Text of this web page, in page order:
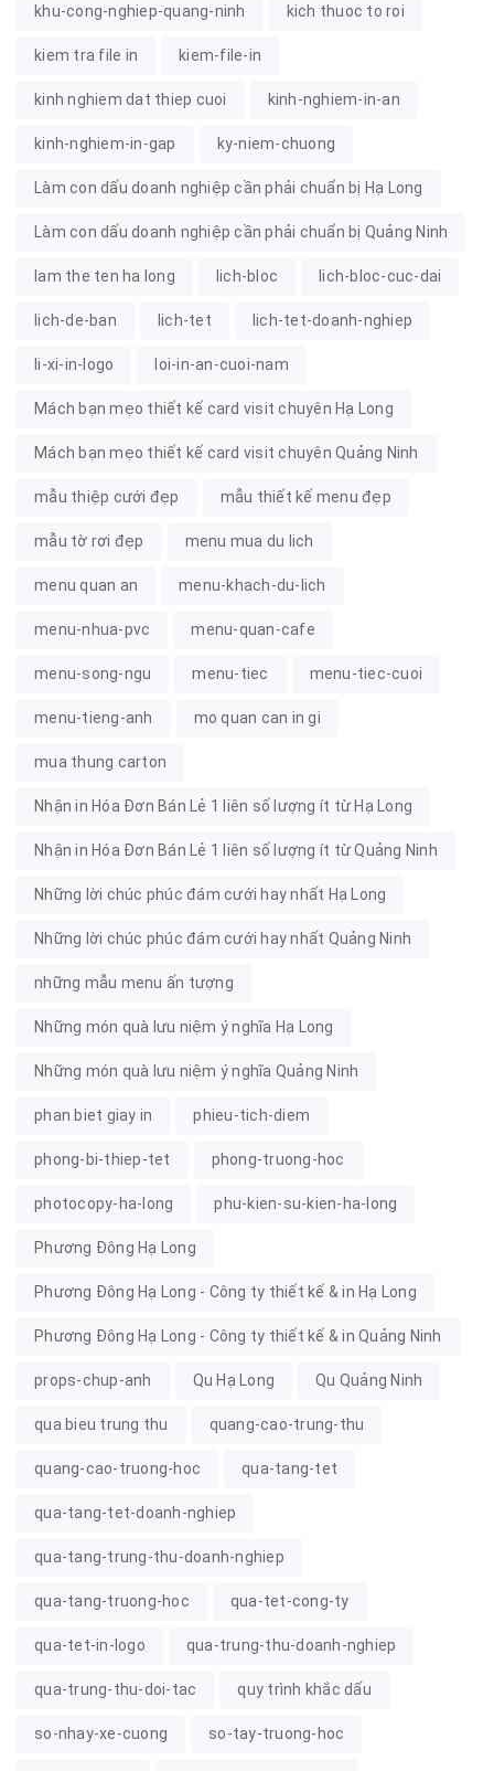
khu-cong-nghiep-quang-ninh kich thuoc to roi
kiem tra file in kiem-file-in
kinh nghiem dat thiep cuoi kinh-nghiem-in-an
kinh-nghiem-in-gap ky-niem-chuong
Làm con dấu doanh nghiệp cần phải chuẩn bị Hạ Long
Làm con dấu doanh nghiệp cần phải chuẩn bị Quảng Ninh
lam the ten ha long lich-bloc lich-bloc-cuc-dai
lich-de-ban lich-tet lich-tet-doanh-nghiep
li-xi-in-logo loi-in-an-cuoi-nam
Mách bạn mẹo thiết kế card visit chuyên Hạ Long
Mách bạn mẹo thiết kế card visit chuyên Quảng Ninh
mẫu thiệp cưới đẹp mẫu thiết kế menu đẹp
mẫu tờ rơi đẹp menu mua du lich
menu quan an menu-khach-du-lich
menu-nhua-pvc menu-quan-cafe
menu-song-ngu menu-tiec menu-tiec-cuoi
menu-tieng-anh mo quan can in gi
mua thung carton
Nhận in Hóa Đơn Bán Lẻ 1 liên số lượng ít từ Hạ Long
Nhận in Hóa Đơn Bán Lẻ 1 liên số lượng ít từ Quảng Ninh
Những lời chúc phúc đám cưới hay nhất Hạ Long
Những lời chúc phúc đám cưới hay nhất Quảng Ninh
những mẫu menu ấn tượng
Những món quà lưu niệm ý nghĩa Hạ Long
Những món quà lưu niệm ý nghĩa Quảng Ninh
phan biet giay in phieu-tich-diem
phong-bi-thiep-tet phong-truong-hoc
photocopy-ha-long phu-kien-su-kien-ha-long
Phương Đông Hạ Long
Phương Đông Hạ Long - Công ty thiết kế & in Hạ Long
Phương Đông Hạ Long - Công ty thiết kế & in Quảng Ninh
props-chup-anh Qu Hạ Long Qu Quảng Ninh
qua bieu trung thu quang-cao-trung-thu
quang-cao-truong-hoc qua-tang-tet
qua-tang-tet-doanh-nghiep
qua-tang-trung-thu-doanh-nghiep
qua-tang-truong-hoc qua-tet-cong-ty
qua-tet-in-logo qua-trung-thu-doanh-nghiep
qua-trung-thu-doi-tac quy trình khắc dấu
so-nhay-xe-cuong so-tay-truong-hoc